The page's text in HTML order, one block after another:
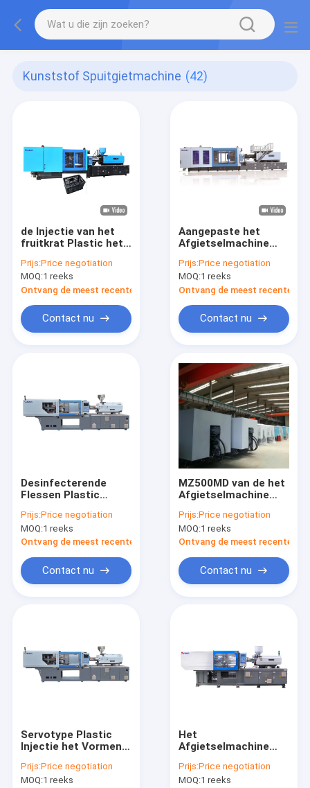
Kunststof Spuitgietmachine (42)
de Injectie van het
fruitkrat Plastic het
Prijs:Price negotiation
MOQ:1 reeks
Ontvang de meest recente Prijs
Contact nu
Aangepaste het
Afgietselmachine
snelheidsinjectie
Prijs:Price negotiation
MOQ:1 reeks
Ontvang de meest recente
Contact nu
Desinfecterende
Flessen Plastic
Machine
Prijs:Price negotiation
MOQ:1 reeks
Ontvang de meest recente Prijs
Contact nu
MZ500MD van de het
Afgietselmachine
snelheidsinjectie
Schroeftype die
Manier plastificeren
Prijs:Price negotiation
MOQ:1 reeks
Ontvang de meest recente
Contact nu
Servotype Plastic
Injectie het Vormen
voor Plastic
Dagelijkse Noodzaak
Prijs:Price negotiation
MOQ:1 reeks
Het
Afgietselmachine
Automatische
Injectie, het Grote
Prijs:Price negotiation
MOQ:1 reeks